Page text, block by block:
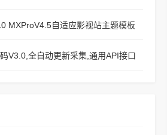
MXProV4.5自适应影视站主题模板
V3.0,全自动更新采集,通用API接口